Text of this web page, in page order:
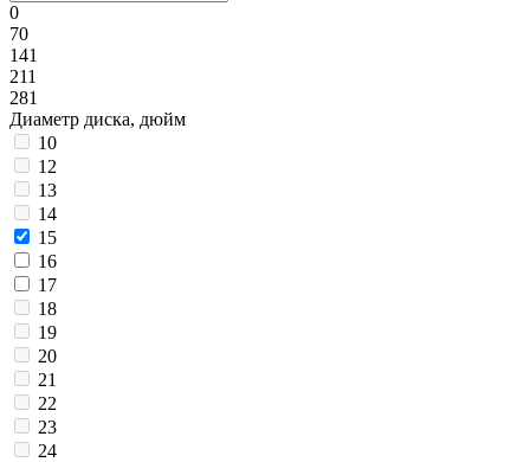
0
70
141
211
281
Диаметр диска, дюйм
10
12
13
14
15
16
17
18
19
20
21
22
23
24